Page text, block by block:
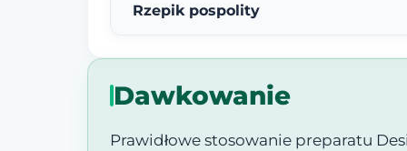
Rzepik pospolity
Dawkowanie
Prawidłowe stosowanie preparatu